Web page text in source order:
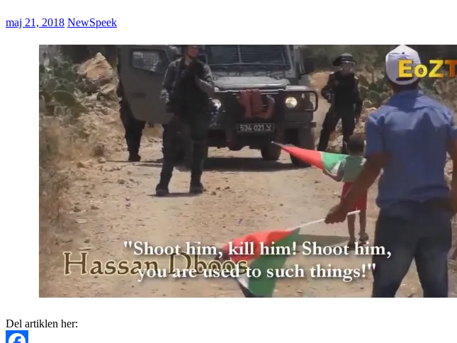
maj 21, 2018 NewSpeek
Del artiklen her: